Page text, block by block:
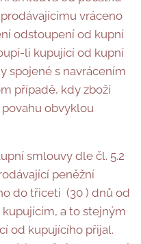
vráceno
odstoupení od kupní
li kupující od kupní
spojené s navrácením
případě, kdy zboží
obvyklou
smlouvy dle čl. 5.2
peněžní
do třiceti (30 ) dnů od
a to stejným
od kupujícího přijal.